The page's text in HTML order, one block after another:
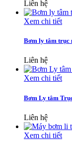
Liên hệ
Xem chi tiết
Bơm ly tâm trục
Liên hệ
Xem chi tiết
Bơm Ly tâm
Liên hệ
Xem chi tiết